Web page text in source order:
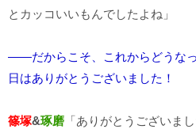
とカッコいいもんでしたよね」
――だからこそ、これからどうな
日はありがとうございました！
篠塚&琢磨 「ありがとうございまし